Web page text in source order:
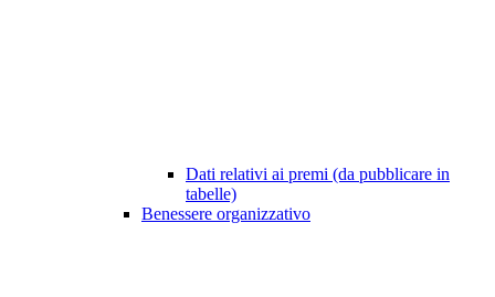
Dati relativi ai premi (da pubblicare in
tabelle)
Benessere organizzativo